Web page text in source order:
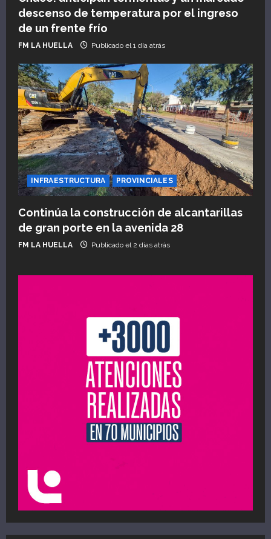
descenso de temperatura por el ingreso
de un frente frío
FM LA HUELLA Publicado el 1 día atrás
INFRAESTRUCTURA PROVINCIALES
Continúa la construcción de alcantarillas
de gran porte en la avenida 28
FM LA HUELLA Publicado el 2 días atrás